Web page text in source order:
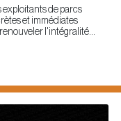
exploitants de parcs
et immédiates
l'intégralité